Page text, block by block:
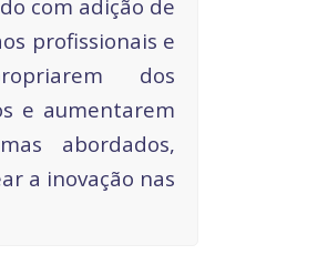
com adição de
profissionais e
dos
e aumentarem
abordados,
a inovação nas